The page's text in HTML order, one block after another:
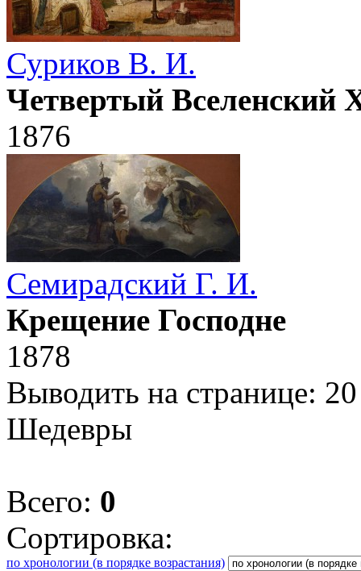
Суриков В. И.
Четвертый Вселенский
1876
Семирадский Г. И.
Крещение Господне
1878
Выводить на странице: 20
Шедевры
Всего: 0
Сортировка:
по хронологии (в порядке возрастания)